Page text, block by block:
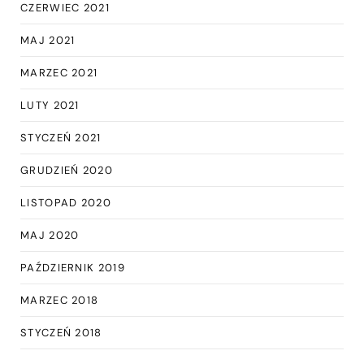
CZERWIEC 2021
MAJ 2021
MARZEC 2021
LUTY 2021
STYCZEŃ 2021
GRUDZIEŃ 2020
LISTOPAD 2020
MAJ 2020
PAŹDZIERNIK 2019
MARZEC 2018
STYCZEŃ 2018